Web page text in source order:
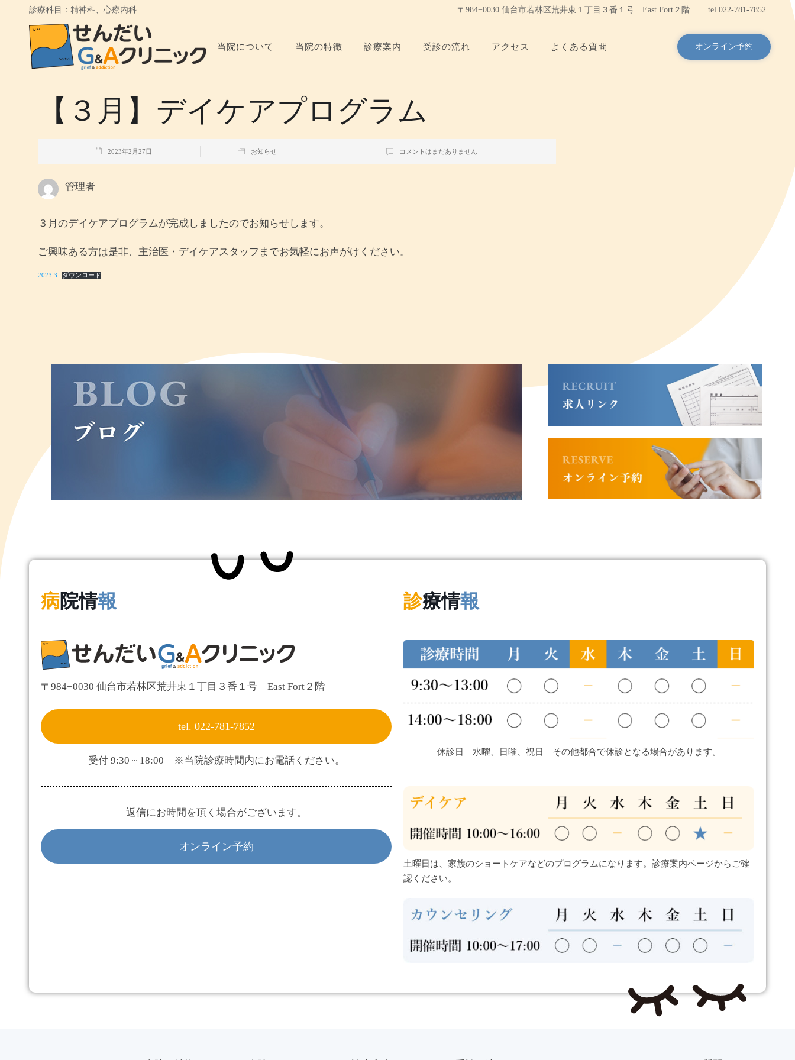
診療科目：精神科、心療内科 〒984−0030 仙台市若林区荒井東１丁目３番１号 East Fort２階 | tel.022-781-7852
当院について 当院の特徴 診療案内 受診の流れ アクセス よくある質問 オンライン予約
【３月】デイケアプログラム
2023年2月27日 お知らせ コメントはまだありません
管理者
３月のデイケアプログラムが完成しましたのでお知らせします。
ご興味ある方は是非、主治医・デイケアスタッフまでお気軽にお声がけください。
2023.3 ダウンロード
病院情報
〒984−0030 仙台市若林区荒井東１丁目３番１号 East Fort２階
tel. 022-781-7852
受付 9:30 ~ 18:00 ※当院診療時間内にお電話ください。
返信にお時間を頂く場合がございます。
オンライン予約
診療情報
休診日 水曜、日曜、祝日 その他都合で休診となる場合があります。
土曜日は、家族のショートケアなどのプログラムになります。診療案内ページからご確
認ください。